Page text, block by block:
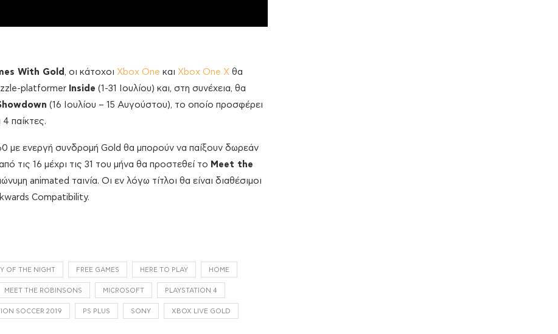
With Gold , οι κάτοχοι Xbox One και Xbox One X θα
platformer Inside (1-31 Ιουλίου) και, στη συνέχεια, θα
(16 Ιουλίου – 15 Αυγούστου), το οποίο προσφέρει
παίκτες.
με ενεργή συνδρομή Gold θα μπορούν να παίξουν δωρεάν
τις 16 μέχρι τις 31 του μήνα θα προστεθεί το Meet the
animated ταινία. Οι εν λόγω τίτλοι θα είναι διαθέσιμοι
Compatibility.
OF THE NIGHT FREE GAMES HERE TO PLAY HOME
MEET THE ROBINSONS MICROSOFT PLAYSTATION 4
SOCCER 2019 PS PLUS SONY XBOX LIVE GOLD